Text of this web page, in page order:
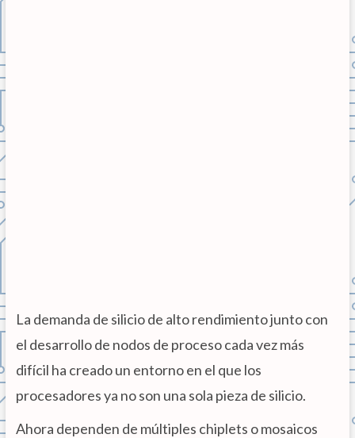
La demanda de silicio de alto rendimiento junto con
el desarrollo de nodos de proceso cada vez más
difícil ha creado un entorno en el que los
procesadores ya no son una sola pieza de silicio.
Ahora dependen de múltiples chiplets o mosaicos